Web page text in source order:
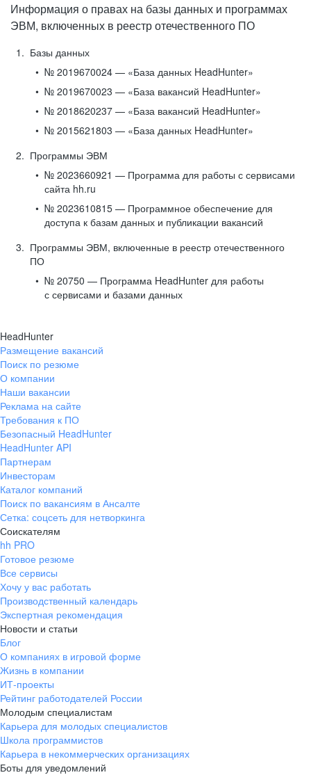
Информация о правах на базы данных и программах
ЭВМ, включенных в реестр отечественного ПО
Базы данных
№ 2019670024 — «База данных HeadHunter»
№ 2019670023 — «База вакансий HeadHunter»
№ 2018620237 — «База вакансий HeadHunter»
№ 2015621803 — «База данных HeadHunter»
Программы ЭВМ
№ 2023660921 — Программа для работы с сервисами
сайта hh.ru
№ 2023610815 — Программное обеспечение для
доступа к базам данных и публикации вакансий
Программы ЭВМ, включенные в реестр отечественного
ПО
№ 20750 — Программа HeadHunter для работы
с сервисами и базами данных
HeadHunter
Размещение вакансий
Поиск по резюме
О компании
Наши вакансии
Реклама на сайте
Требования к ПО
Безопасный HeadHunter
HeadHunter API
Партнерам
Инвесторам
Каталог компаний
Поиск по вакансиям в Ансалте
Сетка: соцсеть для нетворкинга
Соискателям
hh PRO
Готовое резюме
Все сервисы
Хочу у вас работать
Производственный календарь
Экспертная рекомендация
Новости и статьи
Блог
О компаниях в игровой форме
Жизнь в компании
ИТ-проекты
Рейтинг работодателей России
Молодым специалистам
Карьера для молодых специалистов
Школа программистов
Карьера в некоммерческих организациях
Боты для уведомлений